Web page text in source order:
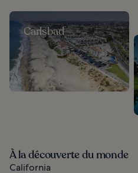
Carlsbad
À la découverte du monde
California